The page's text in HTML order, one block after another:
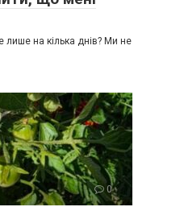
на кілька днів? Ми не
0